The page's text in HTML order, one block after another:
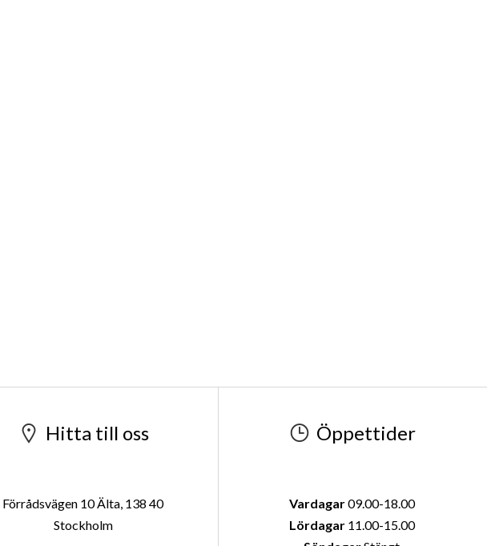
Hitta till oss
Förrådsvägen 10 Älta, 138 40
Stockholm
Öppettider
Vardagar09.00-18.00
Lördagar11.00-15.00